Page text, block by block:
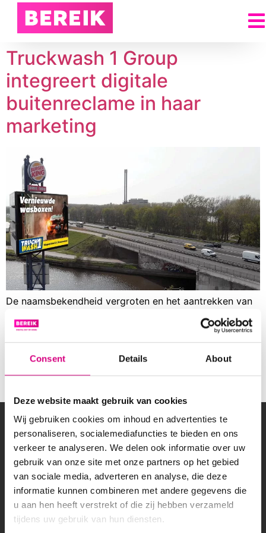
Consent Details About
Deze website maakt gebruik van cookies
Wij gebruiken cookies om inhoud en advertenties te
personaliseren, socialemediafuncties te bieden en ons
verkeer te analyseren. We delen ook informatie over uw
gebruik van onze site met onze partners op het gebied
van sociale media, adverteren en analyse, die deze
informatie kunnen combineren met andere gegevens die
u aan hen heeft verstrekt of die zij hebben verzameld
tijdens uw gebruik van hun diensten.
Truckwash 1 Group
integreert digitale
buitenreclame in haar
marketing
De naamsbekendheid vergroten en het aantrekken van
(potentiële) klanten. Ford Wensveen maakt gebruik van
out of home marketing in de gemeente Alblasserdam
(De Helling en Edisonweg) om deze doelen te
realiseren. Nico Treure, eigenaar van Ford Wensveen,
vertelt ons hoe de inzet van de digitale billboards
OVER BEREIK
Wil jij lokale klanten bereiken of een breed publiek
aanspreken met een reclamecampagne? Bereik
heeft een groot netwerk van digitale schermen
langs drukbezochte (snel)wegen in Nederland.